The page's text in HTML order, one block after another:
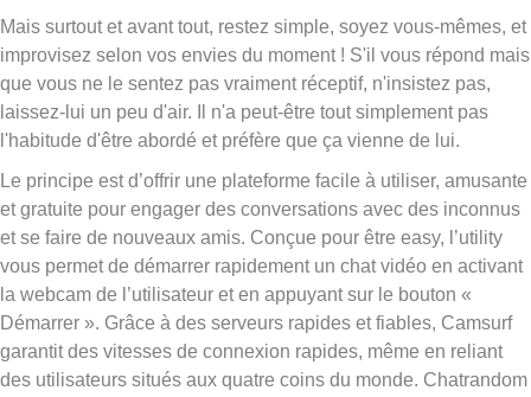
Mais surtout et avant tout, restez simple, soyez vous-mêmes, et
improvisez selon vos envies du moment ! S'il vous répond mais
que vous ne le sentez pas vraiment réceptif, n'insistez pas,
laissez-lui un peu d'air. Il n'a peut-être tout simplement pas
l'habitude d'être abordé et préfère que ça vienne de lui.
Le principe est d’offrir une plateforme facile à utiliser, amusante
et gratuite pour engager des conversations avec des inconnus
et se faire de nouveaux amis. Conçue pour être easy, l’utility
vous permet de démarrer rapidement un chat vidéo en activant
la webcam de l’utilisateur et en appuyant sur le bouton «
Démarrer ». Grâce à des serveurs rapides et fiables, Camsurf
garantit des vitesses de connexion rapides, même en reliant
des utilisateurs situés aux quatre coins du monde. Chatrandom